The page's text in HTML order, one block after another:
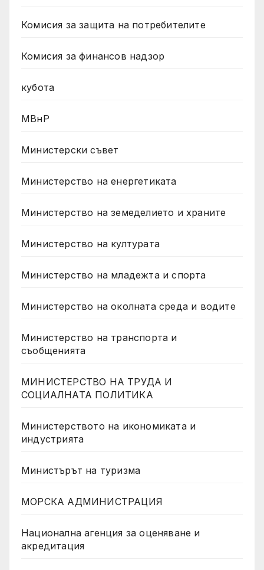
Комисия за защита на потребителите
Комисия за финансов надзор
кубота
МВнР
Министерски съвет
Министерство на енергетиката
Министерство на земеделието и храните
Министерство на културата
Министерство на младежта и спорта
Министерство на околната среда и водите
Министерство на транспорта и
съобщенията
МИНИСТЕРСТВО НА ТРУДА И
СОЦИАЛНАТА ПОЛИТИКА
Министерството на икономиката и
индустрията
Министърът на туризма
МОРСКА АДМИНИСТРАЦИЯ
Национална агенция за оценяване и
акредитация